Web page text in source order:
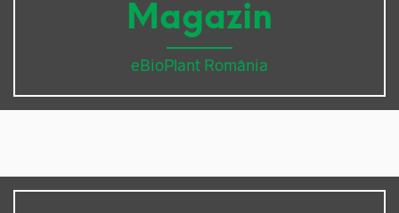
Magazin
eBioPlant România